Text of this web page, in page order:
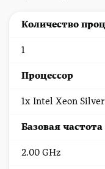
Количество
1
Процессор
1x Intel Xeon Silver
Базовая
2.00 GHz